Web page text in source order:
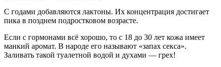
С годами добавляются лактоны. Их концентрация достигает
пика в позднем подростковом возрасте.
Если с гормонами всё хорошо, то с 18 до 30 лет кожа имеет
манкий аромат. В народе его называют «запах секса».
Заливать такой туалетной водой и духами — грех!